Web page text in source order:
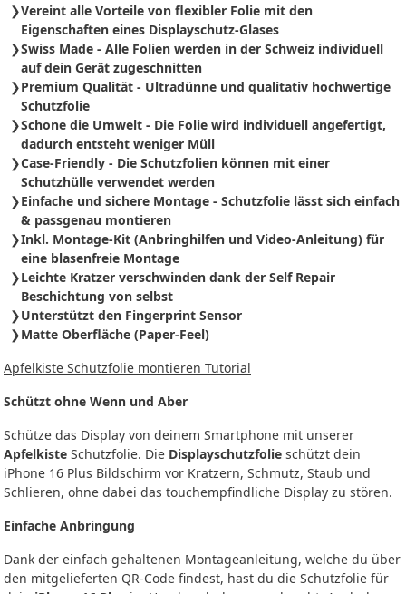
Vereint alle Vorteile von flexibler Folie mit den
Eigenschaften eines Displayschutz-Glases
Swiss Made - Alle Folien werden in der Schweiz individuell
auf dein Gerät zugeschnitten
Premium Qualität - Ultradünne und qualitativ hochwertige
Schutzfolie
Schone die Umwelt - Die Folie wird individuell angefertigt,
dadurch entsteht weniger Müll
Case-Friendly - Die Schutzfolien können mit einer
Schutzhülle verwendet werden
Einfache und sichere Montage - Schutzfolie lässt sich einfach
& passgenau montieren
Inkl. Montage-Kit (Anbringhilfen und Video-Anleitung) für
eine blasenfreie Montage
Leichte Kratzer verschwinden dank der Self Repair
Beschichtung von selbst
Unterstützt den Fingerprint Sensor
Matte Oberfläche (Paper-Feel)
Apfelkiste Schutzfolie montieren Tutorial
Schützt ohne Wenn und Aber
Schütze das Display von deinem Smartphone mit unserer
Apfelkiste Schutzfolie. Die Displayschutzfolie schützt dein
iPhone 16 Plus Bildschirm vor Kratzern, Schmutz, Staub und
Schlieren, ohne dabei das touchempfindliche Display zu stören.
Einfache Anbringung
Dank der einfach gehaltenen Montageanleitung, welche du über
den mitgelieferten QR-Code findest, hast du die Schutzfolie für